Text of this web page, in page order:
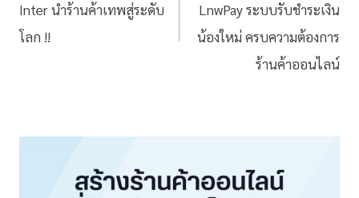
Inter นำร้านค้าเทพสู่ระดับ
โลก !!
LnwPay ระบบรับชำระเงิน
น้องใหม่ ครบความต้องการ
ร้านค้าออนไลน์